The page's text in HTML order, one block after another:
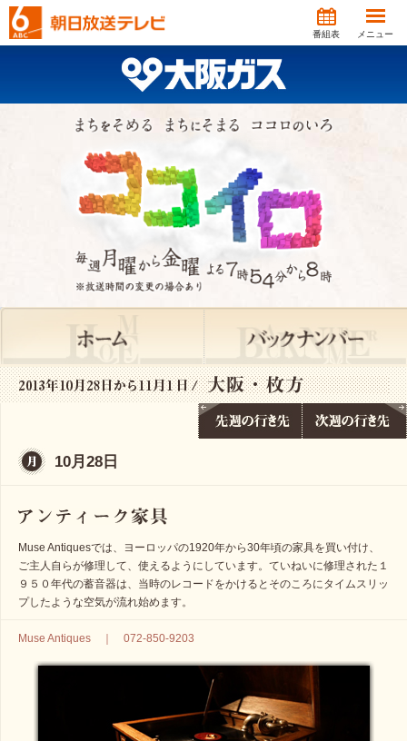
番組表 メニュー
10月28日
Muse Antiquesでは、ヨーロッパの1920年から30年頃の家具を買い付け、
ご主人自らが修理して、使えるようにしています。ていねいに修理された１
９５０年代の蓄音器は、当時のレコードをかけるとそのころにタイムスリッ
プしたような空気が流れ始めます。
Muse Antiques ｜ 072-850-9203